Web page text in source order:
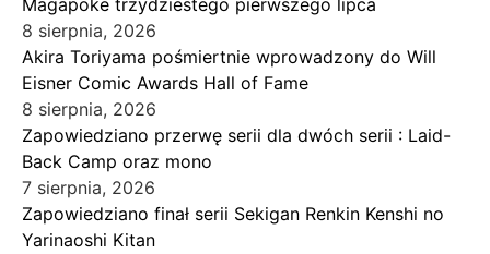
Magapoke trzydziestego pierwszego lipca
8 sierpnia, 2026
Akira Toriyama pośmiertnie wprowadzony do Will
Eisner Comic Awards Hall of Fame
8 sierpnia, 2026
Zapowiedziano przerwę serii dla dwóch serii : Laid-
Back Camp oraz mono
7 sierpnia, 2026
Zapowiedziano finał serii Sekigan Renkin Kenshi no
Yarinaoshi Kitan